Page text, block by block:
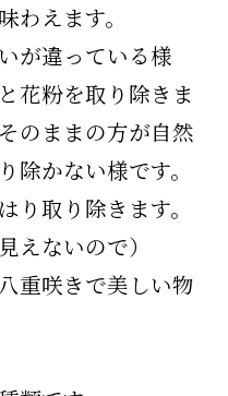
わえます。
が違っている様
花粉を取り除きま
のままの方が自然
除かない様です。
り取り除きます。
えないので）
重咲きで美しい物